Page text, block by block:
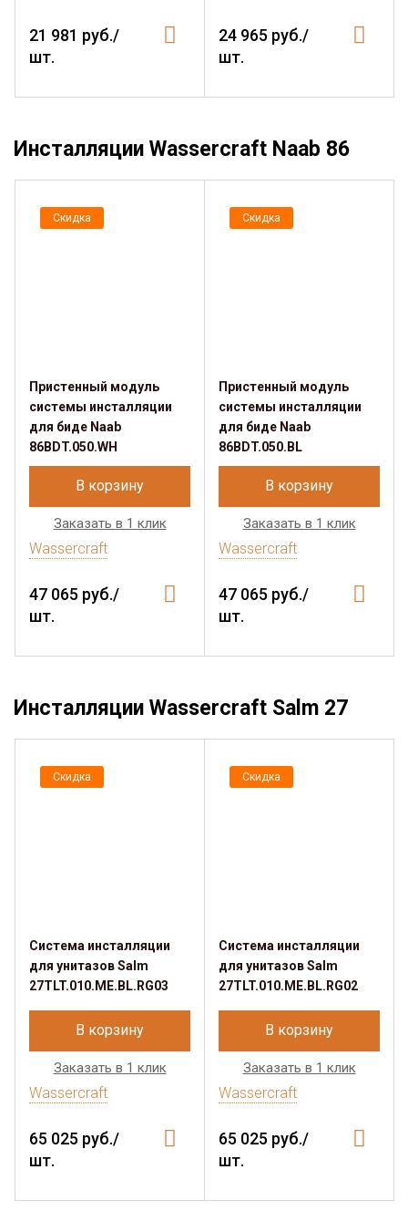
21 981 руб./
шт.
24 965 руб./
шт.
Инсталляции Wassercraft Naab 86
Скидка
Пристенный модуль
системы инсталляции
для биде Naab
86BDT.050.WH
В корзину
Заказать в 1 клик
Wassercraft
47 065 руб./
шт.
Скидка
Пристенный модуль
системы инсталляции
для биде Naab
86BDT.050.BL
В корзину
Заказать в 1 клик
Wassercraft
47 065 руб./
шт.
Инсталляции Wassercraft Salm 27
Скидка
Система инсталляции
для унитазов Salm
27TLT.010.ME.BL.RG03
В корзину
Заказать в 1 клик
Wassercraft
65 025 руб./
шт.
Скидка
Система инсталляции
для унитазов Salm
27TLT.010.ME.BL.RG02
В корзину
Заказать в 1 клик
Wassercraft
65 025 руб./
шт.